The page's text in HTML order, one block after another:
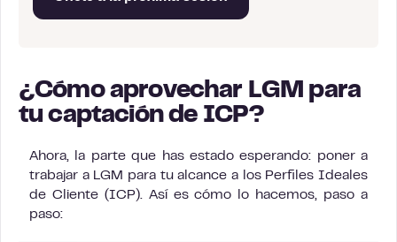
¿Cómo aprovechar LGM para
tu captación de ICP?
Ahora, la parte que has estado esperando: poner a
trabajar a LGM para tu alcance a los Perfiles Ideales
de Cliente (ICP). Así es cómo lo hacemos, paso a
paso: